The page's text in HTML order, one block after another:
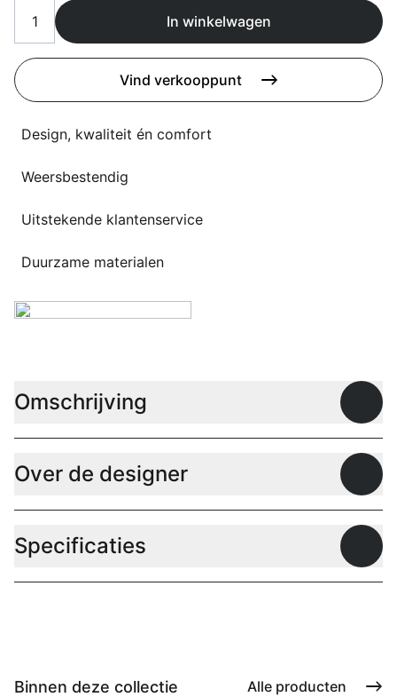
Deals
Flagship stores
Contact
3D modellen
Support
Nieuws
Events
Werken bij
In winkelwagen
Vind verkooppunt
Design, kwaliteit én comfort
Weersbestendig
Uitstekende klantenservice
Duurzame materialen
Omschrijving
Over de designer
Specificaties
Binnen deze collectie Alle producten